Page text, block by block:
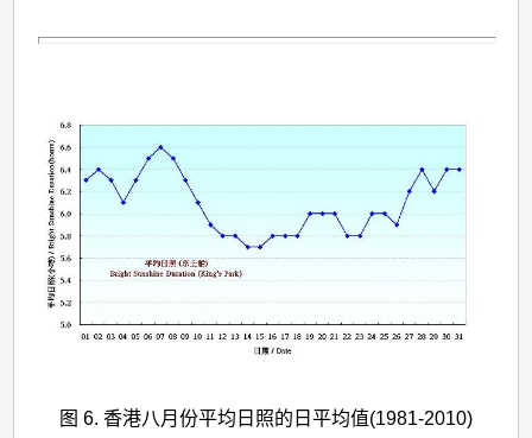
图 6. 香港八月份平均日照的日平均值(1981-2010)